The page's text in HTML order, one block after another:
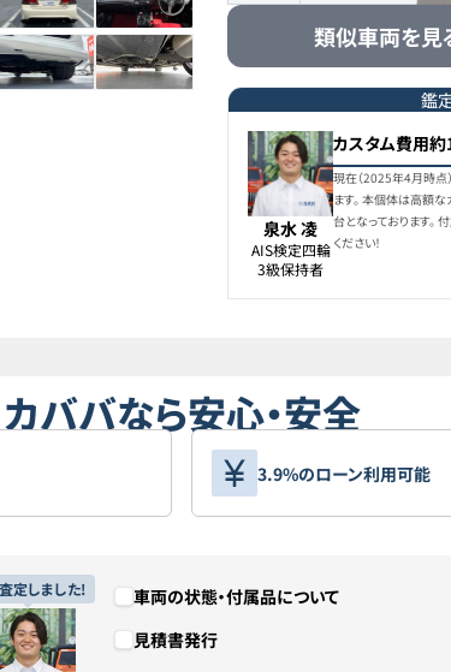
類似車両を見
鑑
泉水 凌
AIS検定四輪
3級保持者
カスタム費用
現在（2025年4月時
ます。 本個体は高額
台となっております。
ください！
カババなら安心・安全
3.9%のローン利用可能
定しました!
車両の状態・付属品について
見積書発行